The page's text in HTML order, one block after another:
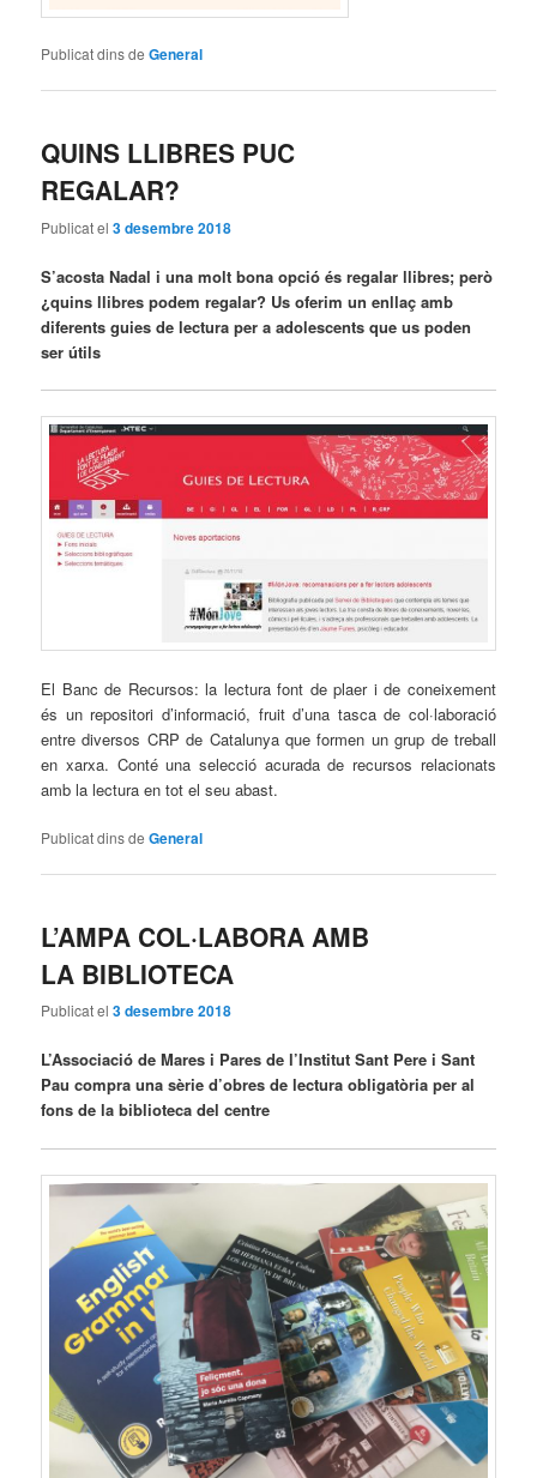
Publicat dins de General
QUINS LLIBRES PUC
REGALAR?
Publicat el3 desembre 2018
S’acosta Nadal i una molt bona opció és regalar llibres; però
¿quins llibres podem regalar? Us oferim un enllaç amb
diferents guies de lectura per a adolescents que us poden
ser útils
El Banc de Recursos: la lectura font de plaer i de coneixement
és un repositori d’informació, fruit d’una tasca de col·laboració
entre diversos CRP de Catalunya que formen un grup de treball
en xarxa. Conté una selecció acurada de recursos relacionats
amb la lectura en tot el seu abast.
Publicat dins de General
L’AMPA COL·LABORA AMB
LA BIBLIOTECA
Publicat el3 desembre 2018
L’Associació de Mares i Pares de l’Institut Sant Pere i Sant
Pau compra una sèrie d’obres de lectura obligatòria per al
fons de la biblioteca del centre